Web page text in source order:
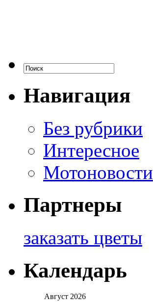
Навигация
Без рубрики
Интересное
Мотоновости
Партнеры
заказать цветы
Календарь
Август 2026